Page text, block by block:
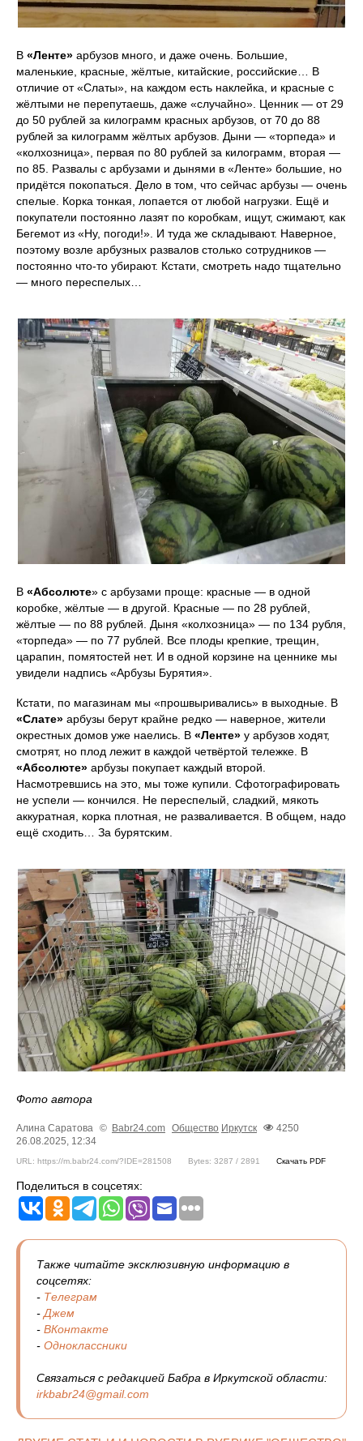
В «Ленте» арбузов много, и даже очень. Большие,
маленькие, красные, жёлтые, китайские, российские… В
отличие от «Слаты», на каждом есть наклейка, и красные с
жёлтыми не перепутаешь, даже «случайно». Ценник — от 29
до 50 рублей за килограмм красных арбузов, от 70 до 88
рублей за килограмм жёлтых арбузов. Дыни — «торпеда» и
«колхозница», первая по 80 рублей за килограмм, вторая —
по 85. Развалы с арбузами и дынями в «Ленте» большие, но
придётся покопаться. Дело в том, что сейчас арбузы — очень
спелые. Корка тонкая, лопается от любой нагрузки. Ещё и
покупатели постоянно лазят по коробкам, ищут, сжимают, как
Бегемот из «Ну, погоди!». И туда же складывают. Наверное,
поэтому возле арбузных развалов столько сотрудников —
постоянно что-то убирают. Кстати, смотреть надо тщательно
— много переспелых…
В «Абсолюте» с арбузами проще: красные — в одной
коробке, жёлтые — в другой. Красные — по 28 рублей,
жёлтые — по 88 рублей. Дыня «колхозница» — по 134 рубля,
«торпеда» — по 77 рублей. Все плоды крепкие, трещин,
царапин, помятостей нет. И в одной корзине на ценнике мы
увидели надпись «Арбузы Бурятия».
Кстати, по магазинам мы «прошвыривались» в выходные. В
«Слате» арбузы берут крайне редко — наверное, жители
окрестных домов уже наелись. В «Ленте» у арбузов ходят,
смотрят, но плод лежит в каждой четвёртой тележке. В
«Абсолюте» арбузы покупает каждый второй.
Насмотревшись на это, мы тоже купили. Сфотографировать
не успели — кончился. Не переспелый, сладкий, мякоть
аккуратная, корка плотная, не разваливается. В общем, надо
ещё сходить… За бурятским.
Фото автора
Алина Саратова © Babr24.com Общество Иркутск
4250
26.08.2025, 12:34
URL: https://m.babr24.com/?IDE=281508 Bytes: 3287 / 2891 Скачать PDF
Поделиться в соцсетях:
Также читайте эксклюзивную информацию в
соцсетях:
- Телеграм
- Джем
- ВКонтакте
- Одноклассники
Связаться с редакцией Бабра в Иркутской области:
irkbabr24@gmail.com